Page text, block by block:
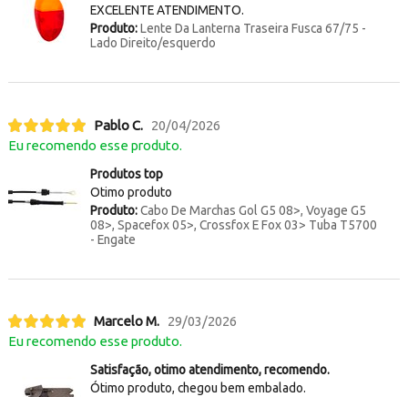
EXCELENTE ATENDIMENTO.
Produto:Lente Da Lanterna Traseira Fusca 67/75 -
Lado Direito/esquerdo
Pablo C. 20/04/2026
Eu recomendo esse produto.
Produtos top
Otimo produto
Produto:Cabo De Marchas Gol G5 08>, Voyage G5
08>, Spacefox 05>, Crossfox E Fox 03> Tuba T5700
- Engate
Marcelo M. 29/03/2026
Eu recomendo esse produto.
Satisfação, otimo atendimento, recomendo.
Ótimo produto, chegou bem embalado.